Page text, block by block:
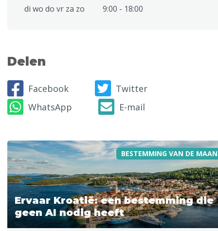
di wo do vr za zo 9:00 - 18:00
Delen
Facebook
Twitter
WhatsApp
E-mail
BESTEMMING VAN DE
Ervaar Kroatië: een bestemming die
geen AI nodig heeft